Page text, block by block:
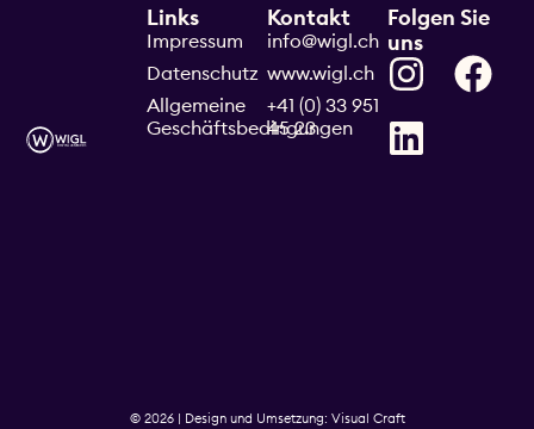
Kontakt
info@wigl.ch
www.wigl.ch
+41 (0) 33 951
45 23
Links
Impressum
Datenschutz
Allgemeine
Geschäftsbedingungen
Folgen Sie
uns
© 2026 | Design und Umsetzung: Visual Craft